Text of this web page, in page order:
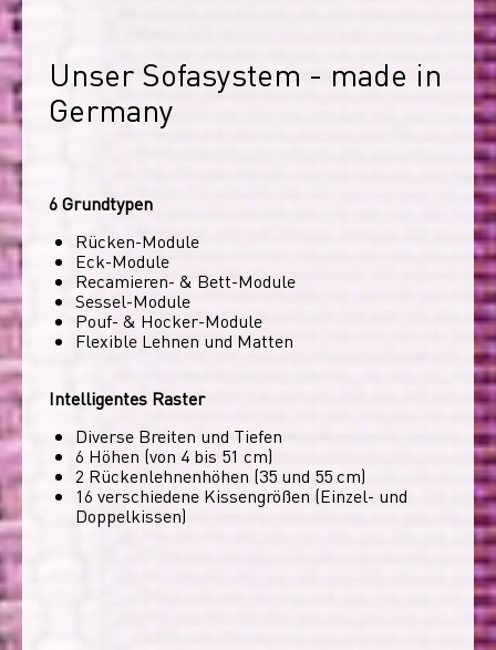
Unser Sofasystem - made in
Germany
6 Grundtypen
Rücken-Module
Eck-Module
Recamieren- & Bett-Module
Sessel-Module
Pouf- & Hocker-Module
Flexible Lehnen und Matten
Intelligentes Raster
Diverse Breiten und Tiefen
6 Höhen (von 4 bis 51 cm)
2 Rückenlehnenhöhen (35 und 55 cm)
16 verschiedene Kissengrößen (Einzel- und
Doppelkissen)